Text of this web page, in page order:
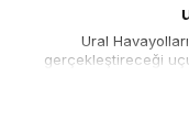
Ural
gerçekleştireceği